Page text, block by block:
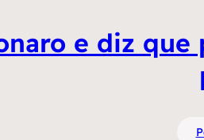
e diz que